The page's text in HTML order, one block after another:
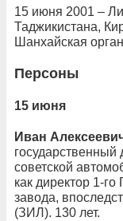
15 июня 2001 –
Таджикистана,
Шанхайская
Персоны
15 июня
Иван
государственный
советской
как директор 1-
завода,
(ЗИЛ). 130 лет.